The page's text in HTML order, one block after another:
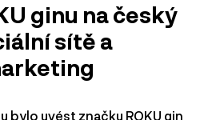
ginu na český
sítě a
bylo uvést značku ROKU gin